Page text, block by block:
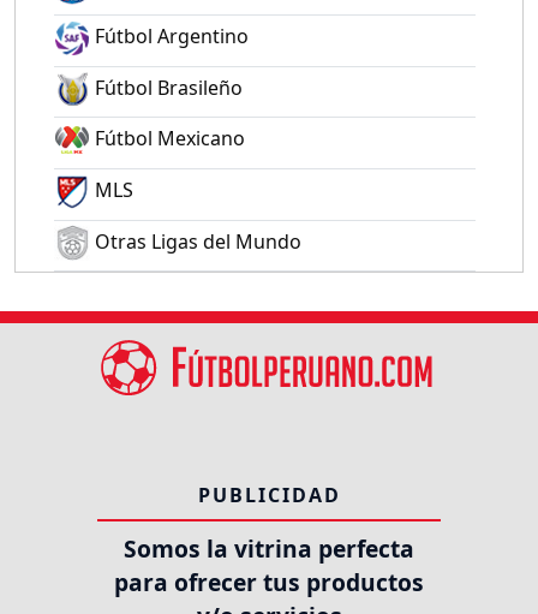
Fútbol Argentino
Fútbol Brasileño
Fútbol Mexicano
MLS
Otras Ligas del Mundo
PUBLICIDAD
Somos la vitrina perfecta
para ofrecer tus productos